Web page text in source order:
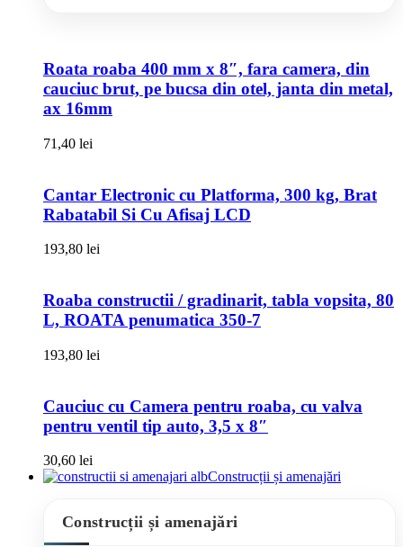
Roata roaba 400 mm x 8″, fara camera, din
cauciuc brut, pe bucsa din otel, janta din metal,
ax 16mm
71,40 lei
Cantar Electronic cu Platforma, 300 kg, Brat
Rabatabil Si Cu Afisaj LCD
193,80 lei
Roaba constructii / gradinarit, tabla vopsita, 80
L, ROATA penumatica 350-7
193,80 lei
Cauciuc cu Camera pentru roaba, cu valva
pentru ventil tip auto, 3,5 x 8″
30,60 lei
Construcții și amenajări
Construcții și amenajări